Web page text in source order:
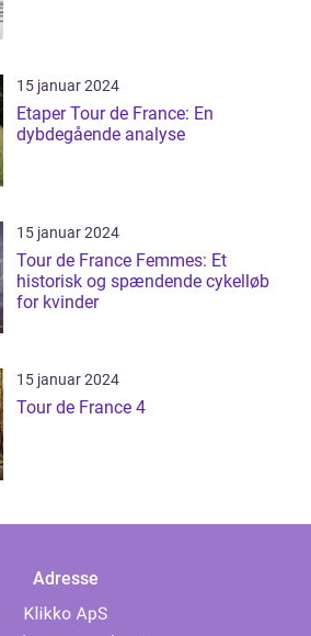
15 januar 2024
Etaper Tour de France: En
dybdegående analyse
15 januar 2024
Tour de France Femmes: Et
historisk og spændende cykelløb
for kvinder
15 januar 2024
Tour de France 4
Adresse